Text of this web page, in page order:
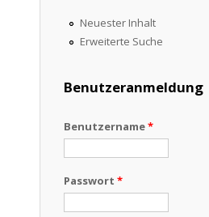
Neuester Inhalt
Erweiterte Suche
Benutzeranmeldung
Benutzername*
Passwort *